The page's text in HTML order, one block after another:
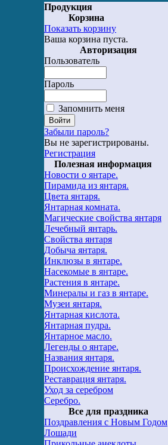
Продукция
Корзина
Показать корзину
Ваша корзина пуста.
Авторизация
Пользователь
Пароль
Запомнить меня
Забыли пароль?
Вы не зарегистрированы.
Регистрация
Полезная информация
Новости о янтаре.
Пирамида из янтаря.
Цвета янтаря.
Янтарная комната.
Магические свойства янтаря
Лечебный янтарь.
Свойства янтаря
Добыча янтаря.
Инклюзы в янтаре.
Насекомые в янтаре.
Растения в янтаре.
Минералы и газ в янтаре.
Музеи янтаря.
Янтарная кислота.
Янтарная пудра.
Янтарное масло.
Легенды о янтаре.
Названия янтаря.
Происхождение янтаря.
Реставрация янтаря.
Уход за серебром
Серебро.
Все для праздника
Поздравления с Новым Годом
Лошади